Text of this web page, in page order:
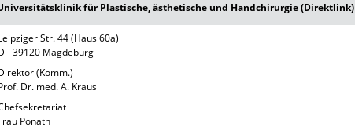
für Plastische, ästhetische und Handchirurgie (Direktlink)
Str. 44 (Haus 60a)
- 39120 Magdeburg
(Komm.)
Dr. med. A. Kraus
Ponath